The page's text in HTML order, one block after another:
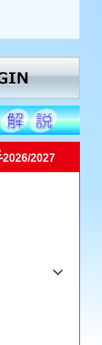
2026/2027